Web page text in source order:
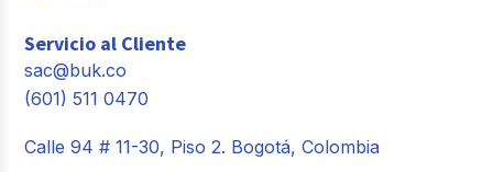
Servicio al Cliente
sac@buk.co
(601) 511 0470
Calle 94 # 11-30, Piso 2. Bogotá, Colombia